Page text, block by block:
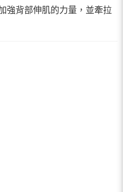
強背部伸肌的力量，並牽拉